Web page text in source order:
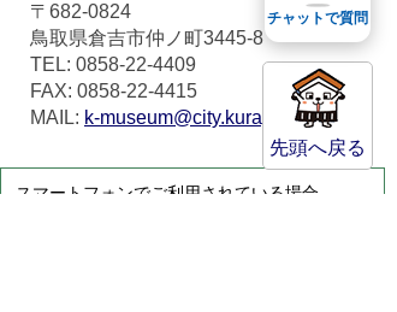
〒682-0824
鳥取県倉吉市仲ノ町3445-8
TEL: 0858-22-4409
FAX: 0858-22-4415
MAIL: k-museum@city.kurayoshi.lg.jp
スマートフォンでご利用されている場合、
先頭へ戻る
チャットで質問